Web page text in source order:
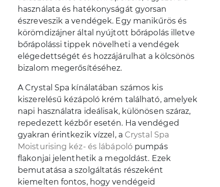
használata és hatékonyságát gyorsan
észreveszik a vendégek. Egy manikűrös és
körömdizájner által nyújtott bőrápolás illetve
bőrápolássi tippek növelheti a vendégek
elégedettségét és hozzájárulhat a kölcsönös
bizalom megerősítéséhez.
A Crystal Spa kínálatában számos kis
kiszerelésű kézápoló krém található, amelyek
napi használatra ideálisak, különösen száraz,
repedezett kézbőr esetén. Ha vendéged
gyakran érintkezik vízzel, a Crystal Spa
Moisturising kéz- és lábápoló pumpás
flakonjai jelenthetik a megoldást. Ezek
bemutatása a szolgáltatás részeként
kiemelten fontos, hogy vendégeid